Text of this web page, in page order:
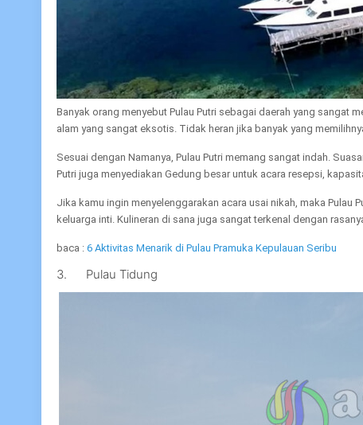
Banyak orang menyebut Pulau Putri sebagai daerah yang sangat
alam yang sangat eksotis. Tidak heran jika banyak yang
Sesuai dengan Namanya, Pulau Putri memang sangat indah.
Putri juga menyediakan Gedung besar untuk acara resepsi,
Jika kamu ingin menyelenggarakan acara usai nikah, maka Pulau
keluarga inti. Kulineran di sana juga sangat terkenal dengan
baca :6 Aktivitas Menarik di Pulau Pramuka Kepulauan Seribu
3. Pulau Tidung